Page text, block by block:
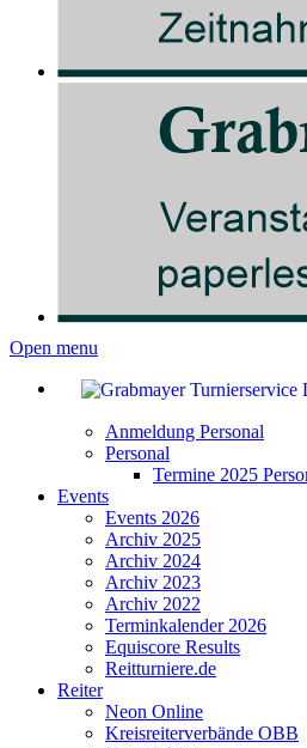
Open menu
Anmeldung Personal
Personal
Termine 2025
Events
Events 2026
Archiv 2025
Archiv 2024
Archiv 2023
Archiv 2022
Terminkalender 2026
Equiscore Results
Reitturniere.de
Reiter
Neon Online
Kreisreiterverbände OBB